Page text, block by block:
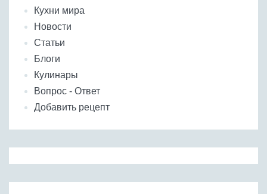
Кухни мира
Новости
Статьи
Блоги
Кулинары
Вопрос - Ответ
Добавить рецепт